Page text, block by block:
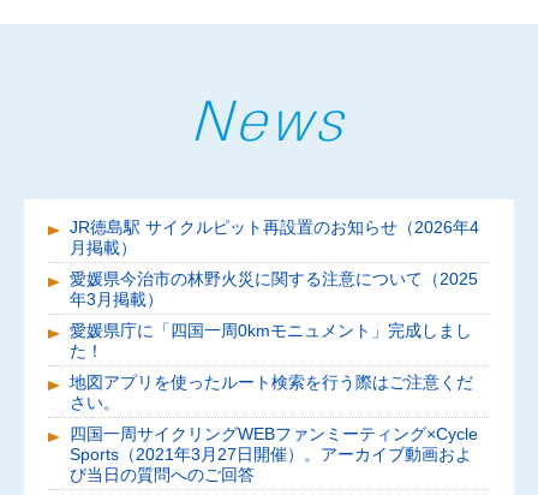
JR徳島駅 サイクルピット再設置のお知らせ（2026年4
月掲載）
愛媛県今治市の林野火災に関する注意について（2025
年3月掲載）
愛媛県庁に「四国一周0kmモニュメント」完成しまし
た！
地図アプリを使ったルート検索を行う際はご注意くだ
さい。
四国一周サイクリングWEBファンミーティング×Cycle
Sports（2021年3月27日開催）。アーカイブ動画およ
び当日の質問へのご回答